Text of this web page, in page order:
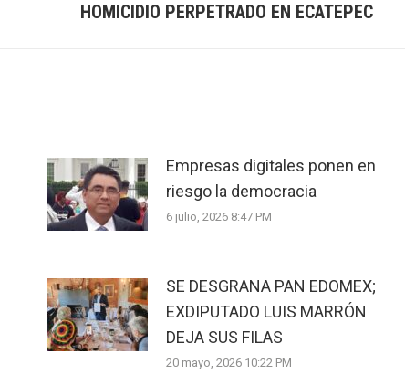
post:
HOMICIDIO PERPETRADO EN ECATEPEC
Empresas digitales ponen en
riesgo la democracia
6 julio, 2026 8:47 PM
SE DESGRANA PAN EDOMEX;
EXDIPUTADO LUIS MARRÓN
DEJA SUS FILAS
20 mayo, 2026 10:22 PM